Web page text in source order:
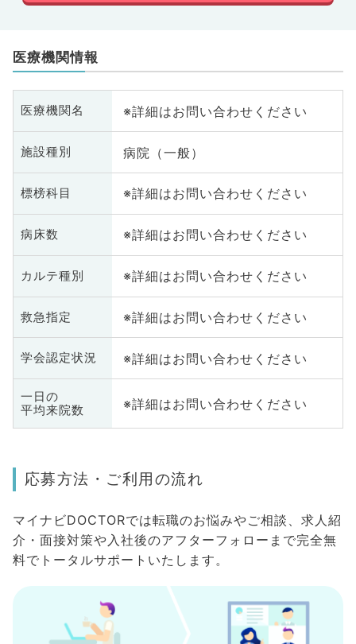
医療機関情報
医療機関名 ※詳細はお問い合わせください
施設種別 病院（一般）
標榜科目 ※詳細はお問い合わせください
病床数 ※詳細はお問い合わせください
カルテ種別 ※詳細はお問い合わせください
救急指定 ※詳細はお問い合わせください
学会認定状況 ※詳細はお問い合わせください
一日の
平均来院数
※詳細はお問い合わせください
応募方法・ご利用の流れ
マイナビDOCTORでは転職のお悩みやご相談、求人紹
介・面接対策や入社後のアフターフォローまで完全無
料でトータルサポートいたします。